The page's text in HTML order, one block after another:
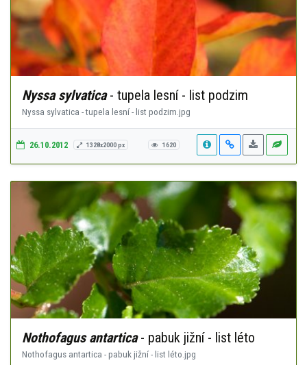
Nyssa sylvatica- tupela lesní - list podzim
Nyssa sylvatica - tupela lesní - list podzim.jpg
26.10.2012 1328x2000 px 1620
Nothofagus antartica- pabuk jižní - list léto
Nothofagus antartica - pabuk jižní - list léto.jpg